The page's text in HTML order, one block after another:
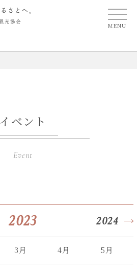
MENU
イベント
Event
2023 2024
3月 4月 5月